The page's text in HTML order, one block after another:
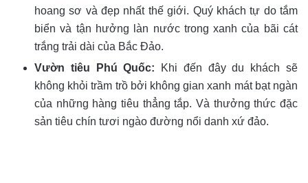
hoang sơ và đẹp nhất thế giới. Quý khách tự do tắm
biển và tận hưởng làn nước trong xanh của bãi cát
trắng trải dài của Bắc Đảo.
Vườn tiêu Phú Quốc:
Khi đến đây du khách sẽ
không khỏi trầm trồ bởi không gian xanh mát bạt ngàn
của những hàng tiêu thẳng tắp. Và thưởng thức đặc
sản tiêu chín tươi ngào đường nổi danh xứ đảo.